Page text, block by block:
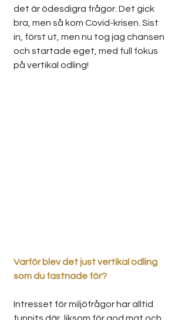
det är ödesdigra frågor. Det gick
bra, men så kom Covid-krisen. Sist
in, först ut, men nu tog jag chansen
och startade eget, med full fokus
på vertikal odling!
Varför blev det just vertikal odling
som du fastnade för?
Intresset för miljöfrågor har alltid
funnits där, liksom för god mat och